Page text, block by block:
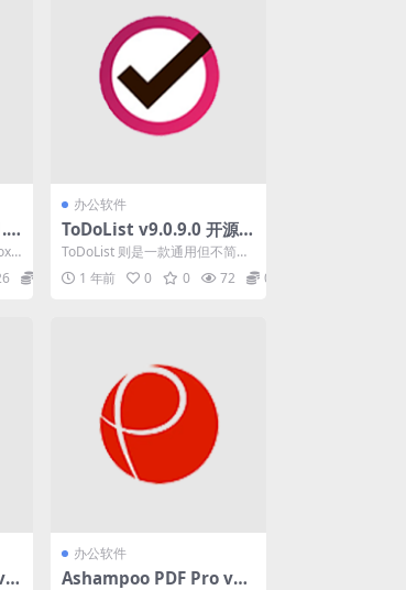
绿
办公软件
ToDoList v9.0.9.0 开源
待办事项列表中文绿色版
下载
ToDoList 则是一款通用但不简单
的任务管理工具即不专注于特定
的行业或领域，...
1 年前 0 0 72 0
办公软件
Ashampoo PDF Pro v4.